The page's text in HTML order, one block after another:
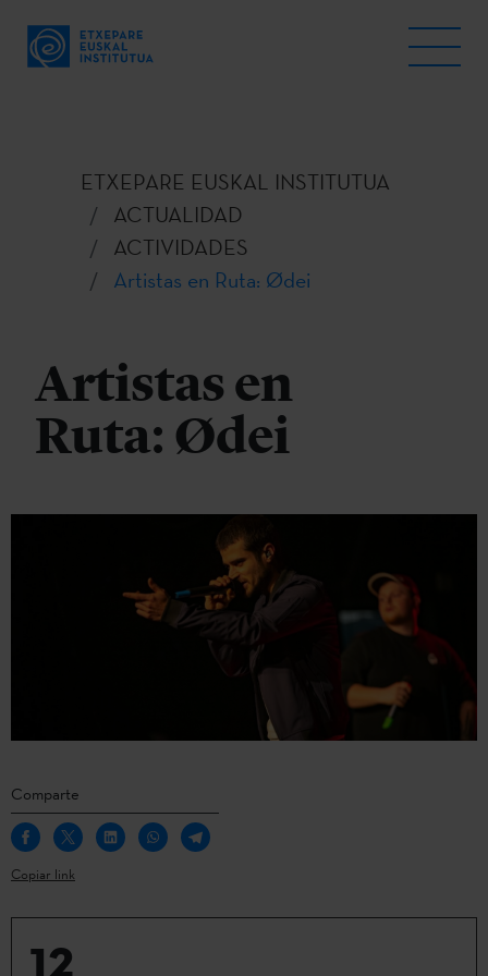
ETXEPARE EUSKAL INSTITUTUA
ACTUALIDAD
ACTIVIDADES
Artistas en Ruta: Ødei
Artistas en
Ruta: Ødei
Comparte
Copiar link
12